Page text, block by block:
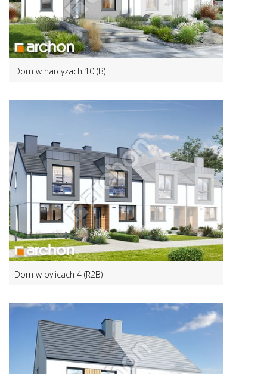
Dom w narcyzach 10 (B)
Dom w bylicach 4 (R2B)